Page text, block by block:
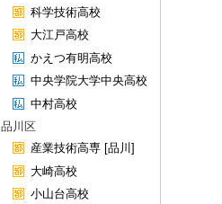
科学技術高校
大江戸高校
かえつ有明高校
中央学院大学中央高校
中村高校
品川区
産業技術高専 [品川]
大崎高校
小山台高校